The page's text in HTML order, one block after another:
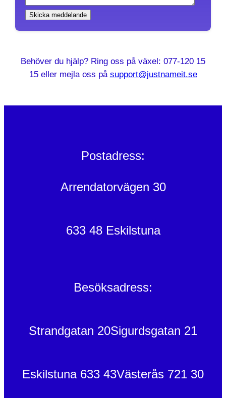
i
g
ä
Skicka meddelande
Behöver du hjälp? Ring oss på växel: 077-120 15
15 eller mejla oss på support@justnameit.se
Postadress:
Arrendatorvägen 30
633 48 Eskilstuna
Besöksadress:
Strandgatan 20Sigurdsgatan 21
Eskilstuna 633 43Västerås 721 30